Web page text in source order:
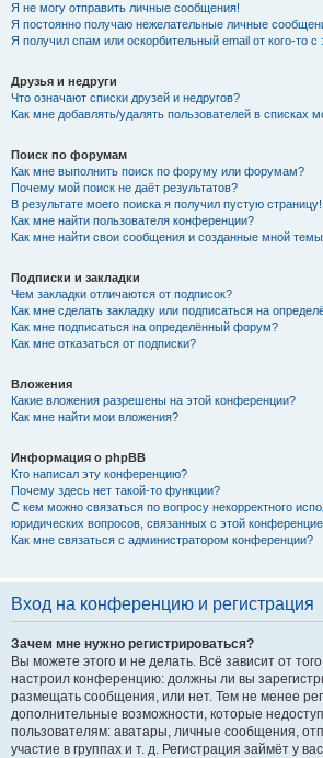
Я не могу отправить личные сообщения!
Я постоянно получаю нежелательные личные
Я получил спам или оскорбительный email от кого-то с
Друзья и недруги
Что означают списки друзей и недругов?
Как мне добавлять/удалять пользователей в списках
Поиск по форумам
Как мне выполнить поиск по форуму или форумам?
Почему мой поиск не даёт результатов?
В результате моего поиска я получил пустую страницу!
Как мне найти пользователя конференции?
Как мне найти свои сообщения и созданные мной
Подписки и закладки
Чем закладки отличаются от подписок?
Как мне сделать закладку или подписаться на
Как мне подписаться на определённый форум?
Как мне отказаться от подписки?
Вложения
Какие вложения разрешены на этой конференции?
Как мне найти мои вложения?
Информация о phpBB
Кто написал эту конференцию?
Почему здесь нет такой-то функции?
С кем можно связаться по вопросу некорректного
юридических вопросов, связанных с этой
Как мне связаться с администратором конференции?
Вход на конференцию и регистрация
Зачем мне нужно регистрироваться?
Вы можете этого и не делать. Всё зависит от
настроил конференцию: должны ли вы
размещать сообщения, или нет. Тем не менее
дополнительные возможности, которые
пользователям: аватары, личные сообщения,
участие в группах и т. д. Регистрация займёт у